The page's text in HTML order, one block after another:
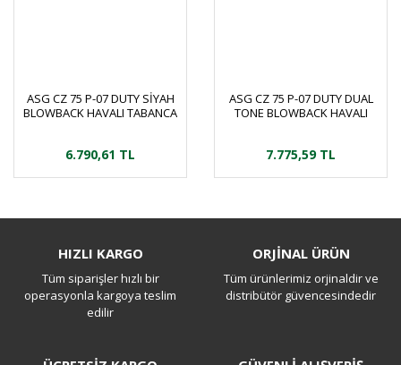
ASG CZ 75 P-07 DUTY SİYAH
BLOWBACK HAVALI TABANCA
6.790,61 TL
ASG CZ 75 P-07 DUTY DUAL
TONE BLOWBACK HAVALI
7.775,59 TL
HIZLI KARGO
Tüm siparişler hızlı bir
operasyonla kargoya teslim
edilir
ORJİNAL ÜRÜN
Tüm ürünlerimiz orjinaldir ve
distribütör güvencesindedir